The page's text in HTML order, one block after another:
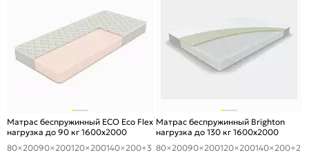
Матрас беспружинный ECO Eco Flex
нагрузка до 90 кг 1600x2000
80×20090×200120×200140×200+3
Матрас беспружинный Brighton
нагрузка до 130 кг 1600x2000
80×20090×200120×200140×200+2